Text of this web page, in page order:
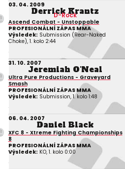
03. 04. 2009
Derrick Krantz
D-Rock
Ascend Combat - Unstoppable
PROFESIONÁLNÍ ZÁPAS MMA
Výsledek: Submission (Rear-Naked
Choke), 1. kolo 2:44
31. 10. 2007
Jeremiah O'Neal
Ultra Pure Productions - Graveyard
Smash
PROFESIONÁLNÍ ZÁPAS MMA
Výsledek: Submission, 1. kolo 1:48
06. 04. 2007
Daniel Black
XFC 8 - Xtreme Fighting Championships
8
PROFESIONÁLNÍ ZÁPAS MMA
Výsledek: KO, 1. kolo 0:00